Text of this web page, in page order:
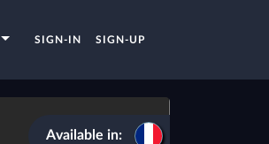
SIGN-IN SIGN-UP
Available in: